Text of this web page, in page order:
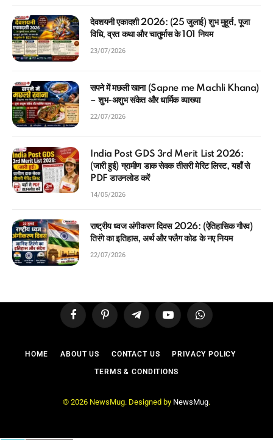
देवशयनी एकादशी 2026: (25 जुलाई) शुभ मुहूर्त, पूजा
विधि, व्रत कथा और चातुर्मास के 101 नियम
23/07/2026
सपने में मछली खाना (Sapne me Machli Khana)
– शुभ-अशुभ संकेत और धार्मिक व्याख्या
22/07/2026
India Post GDS 3rd Merit List 2026:
(जारी हुई) ग्रामीण डाक सेवक तीसरी मेरिट लिस्ट, यहाँ से
PDF डाउनलोड करें
14/05/2026
राष्ट्रीय ध्वज अंगीकरण दिवस 2026: (ऐतिहासिक गौरव)
तिरंगे का इतिहास, अर्थ और फ्लैग कोड के नए नियम
22/07/2026
FacebookPinterest TelegramYouTubeWhatsApp
HOME ABOUT US CONTACT US PRIVACY POLICY
TERMS & CONDITIONS
© 2026 NewsMug. Designed by NewsMug.